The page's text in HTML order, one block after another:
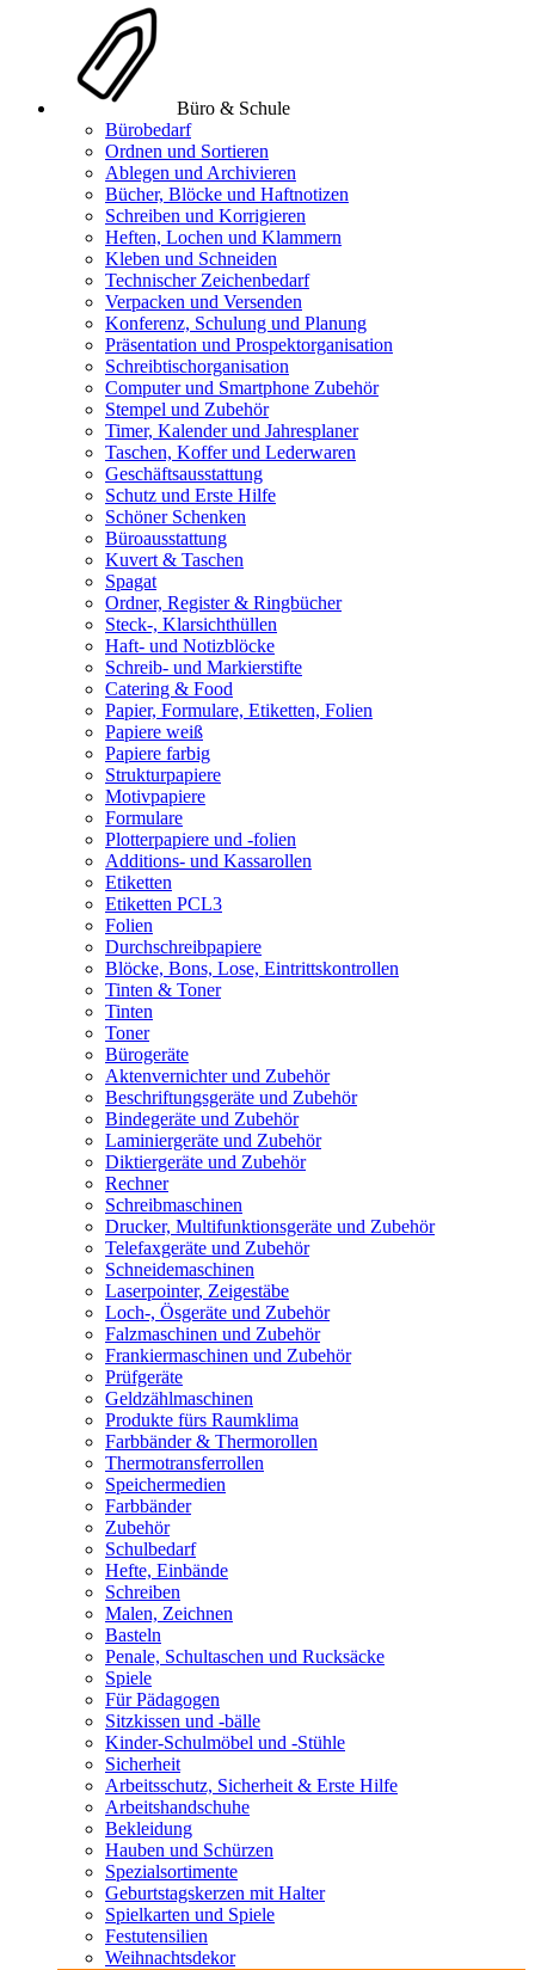
Büro & Schule
Bürobedarf
Ordnen und Sortieren
Ablegen und Archivieren
Bücher, Blöcke und Haftnotizen
Schreiben und Korrigieren
Heften, Lochen und Klammern
Kleben und Schneiden
Technischer Zeichenbedarf
Verpacken und Versenden
Konferenz, Schulung und Planung
Präsentation und Prospektorganisation
Schreibtischorganisation
Computer und Smartphone Zubehör
Stempel und Zubehör
Timer, Kalender und Jahresplaner
Taschen, Koffer und Lederwaren
Geschäftsausstattung
Schutz und Erste Hilfe
Schöner Schenken
Büroausstattung
Kuvert & Taschen
Spagat
Ordner, Register & Ringbücher
Steck-, Klarsichthüllen
Haft- und Notizblöcke
Schreib- und Markierstifte
Catering & Food
Papier, Formulare, Etiketten, Folien
Papiere weiß
Papiere farbig
Strukturpapiere
Motivpapiere
Formulare
Plotterpapiere und -folien
Additions- und Kassarollen
Etiketten
Etiketten PCL3
Folien
Durchschreibpapiere
Blöcke, Bons, Lose, Eintrittskontrollen
Tinten & Toner
Tinten
Toner
Bürogeräte
Aktenvernichter und Zubehör
Beschriftungsgeräte und Zubehör
Bindegeräte und Zubehör
Laminiergeräte und Zubehör
Diktiergeräte und Zubehör
Rechner
Schreibmaschinen
Drucker, Multifunktionsgeräte und Zubehör
Telefaxgeräte und Zubehör
Schneidemaschinen
Laserpointer, Zeigestäbe
Loch-, Ösgeräte und Zubehör
Falzmaschinen und Zubehör
Frankiermaschinen und Zubehör
Prüfgeräte
Geldzählmaschinen
Produkte fürs Raumklima
Farbbänder & Thermorollen
Thermotransferrollen
Speichermedien
Farbbänder
Zubehör
Schulbedarf
Hefte, Einbände
Schreiben
Malen, Zeichnen
Basteln
Penale, Schultaschen und Rucksäcke
Spiele
Für Pädagogen
Sitzkissen und -bälle
Kinder-Schulmöbel und -Stühle
Sicherheit
Arbeitsschutz, Sicherheit & Erste Hilfe
Arbeitshandschuhe
Bekleidung
Hauben und Schürzen
Spezialsortimente
Geburtstagskerzen mit Halter
Spielkarten und Spiele
Festutensilien
Weihnachtsdekor